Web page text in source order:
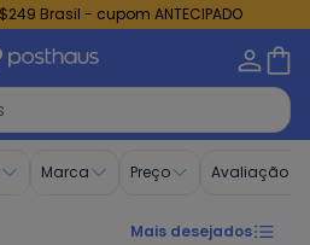
Brasil - cupom ANTECIPADO
Compre Online | Posthaus Pg -
Marca Preço Avaliação
Mais desejados